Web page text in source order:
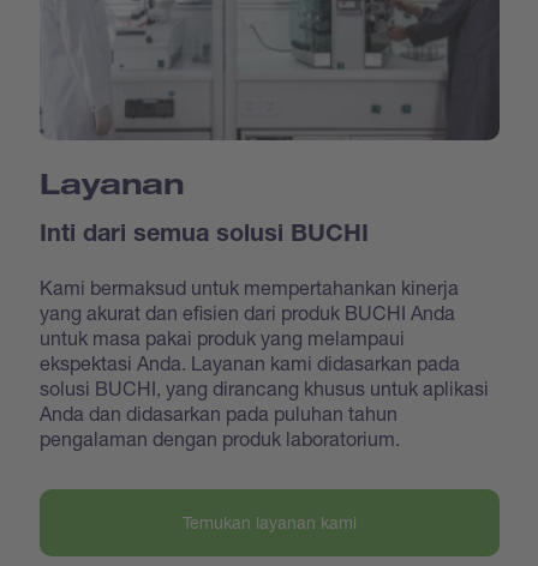
Layanan
Inti dari semua solusi BUCHI
Kami bermaksud untuk mempertahankan kinerja
yang akurat dan efisien dari produk BUCHI Anda
untuk masa pakai produk yang melampaui
ekspektasi Anda. Layanan kami didasarkan pada
solusi BUCHI, yang dirancang khusus untuk aplikasi
Anda dan didasarkan pada puluhan tahun
pengalaman dengan produk laboratorium.
Temukan layanan kami